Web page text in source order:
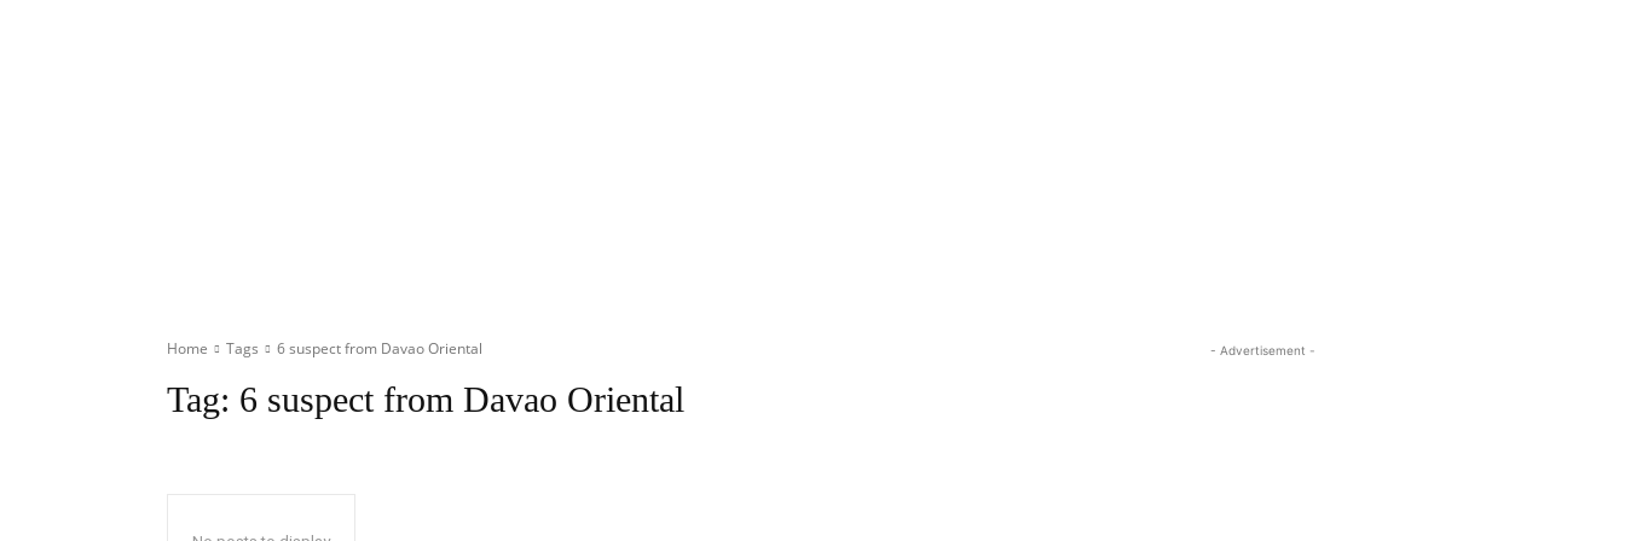
Home Tags 6 suspect from Davao Oriental
Tag: 6 suspect from Davao Oriental
- Advertisement -